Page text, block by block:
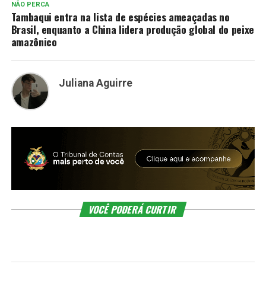
NÃO PERCA
Tambaqui entra na lista de espécies ameaçadas no
Brasil, enquanto a China lidera produção global do peixe
amazônico
Juliana Aguirre
VOCÊ PODERÁ CURTIR